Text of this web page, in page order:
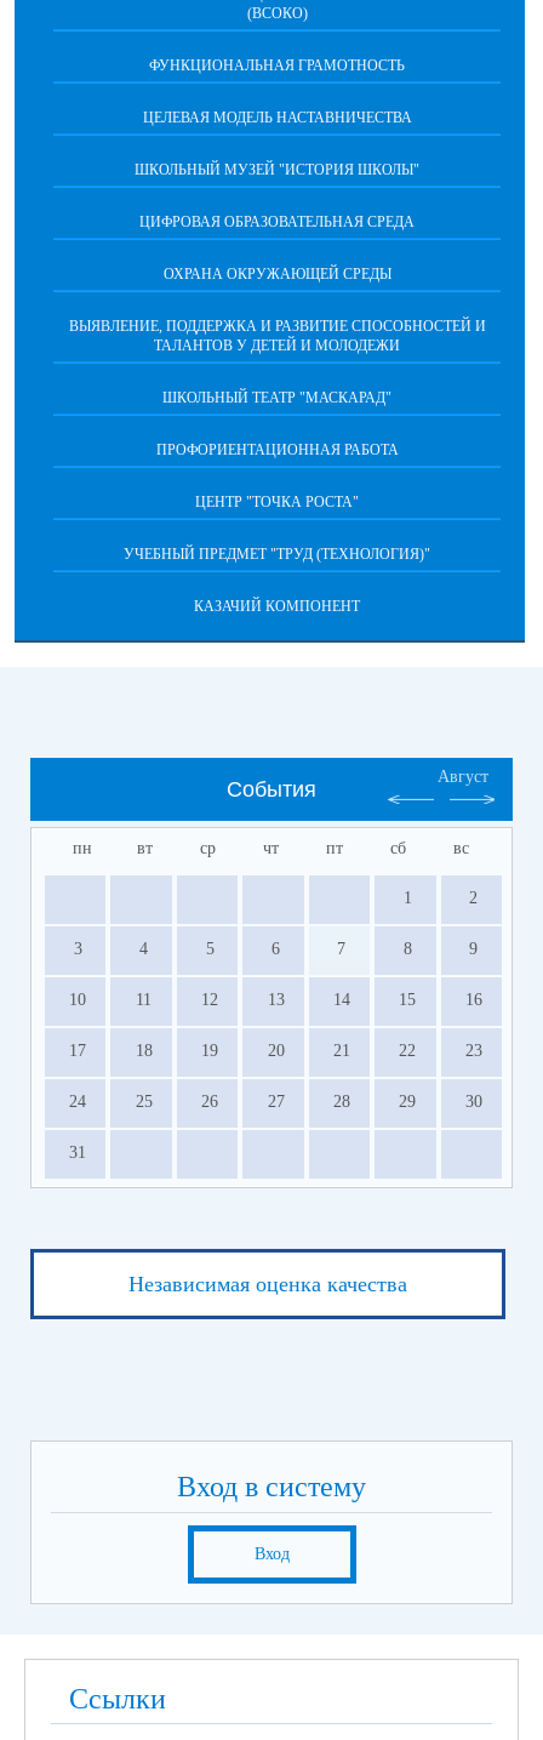
(ВСОКО)
ФУНКЦИОНАЛЬНАЯ ГРАМОТНОСТЬ
ЦЕЛЕВАЯ МОДЕЛЬ НАСТАВНИЧЕСТВА
ШКОЛЬНЫЙ МУЗЕЙ "ИСТОРИЯ ШКОЛЫ"
ЦИФРОВАЯ ОБРАЗОВАТЕЛЬНАЯ СРЕДА
ОХРАНА ОКРУЖАЮЩЕЙ СРЕДЫ
ВЫЯВЛЕНИЕ, ПОДДЕРЖКА И РАЗВИТИЕ СПОСОБНОСТЕЙ И
ТАЛАНТОВ У ДЕТЕЙ И МОЛОДЕЖИ
ШКОЛЬНЫЙ ТЕАТР "МАСКАРАД"
ПРОФОРИЕНТАЦИОННАЯ РАБОТА
ЦЕНТР "ТОЧКА РОСТА"
УЧЕБНЫЙ ПРЕДМЕТ "ТРУД (ТЕХНОЛОГИЯ)"
КАЗАЧИЙ КОМПОНЕНТ
События
Август
пн вт ср чт пт сб вс
1 2
3 4 5 6 7 8 9
10 11 12 13 14 15 16
17 18 19 20 21 22 23
24 25 26 27 28 29 30
31
Независимая оценка качества
Вход в систему
Вход
Ссылки